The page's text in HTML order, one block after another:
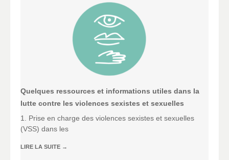
Quelques ressources et informations utiles dans la
lutte contre les violences sexistes et sexuelles
1. Prise en charge des violences sexistes et sexuelles
(VSS) dans les
LIRE LA SUITE →